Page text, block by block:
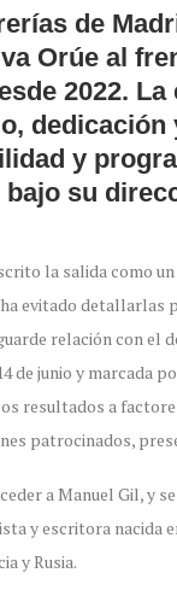
de
Orúe al
2022.
y
su
la salida como
evitado
relación con
de junio y marcada
resultados a
patrocinados,
a Manuel Gil, y
y escritora nacida
y Rusia.